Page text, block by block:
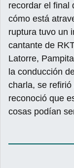
recordar el final
cómo está
ruptura tuvo un
cantante de
Latorre,
la conducción
charla, se
reconoció que
cosas podían